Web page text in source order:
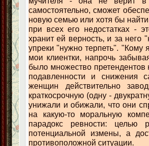
самостоятельно, сможет
новую семью или хотя бы найти
при всех его недостатках -
хранит ей верность, и за него
упреки "нужно терпеть". "Кому
мои клиентки, напрочь
было множество претендентов
подавленности и снижения
женщин действительно
краткосрочную (одну -
унижали и обижали, что они
на какую-то моральную
парадокс ревности: целью
потенциальной измены, а
противоположной ситуации.